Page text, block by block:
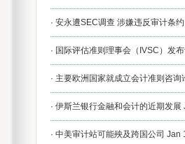
· 安永遭SEC调查 涉嫌违反审计条
· 国际评估准则理事会（IVSC）发
· 主要欧洲国家就成立会计准则咨
· 伊斯兰银行金融和会计的近期发展
· 中美审计站可能殃及跨国公司 Jan